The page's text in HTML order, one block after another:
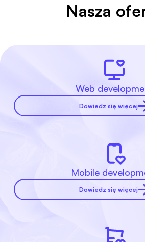
Nasza
Web
Dowiedz się więcej
Mobile
Dowiedz się więcej